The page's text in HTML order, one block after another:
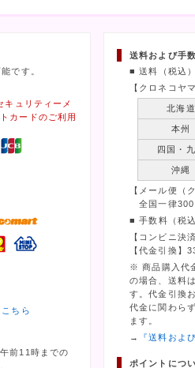
です。
ュリティーメ
カードのご利用
ちら
前11時までの
送料および手
■ 送料（税込
【クロネコヤ
北海道
本州
四国・
沖縄
【メール便（
全国一律300
■ 手数料（税
【コンビニ決
【代金引換】
※ 商品購入代
の場合、送料
す。代金引換
代金に関わら
ます。
→
『送料およ
ポイントにつ